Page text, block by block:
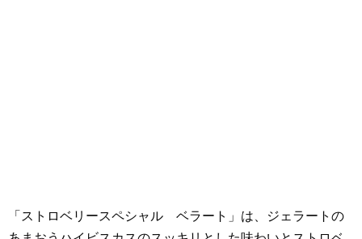
「ストロベリースペシャル ベラート」は、ジェラートの